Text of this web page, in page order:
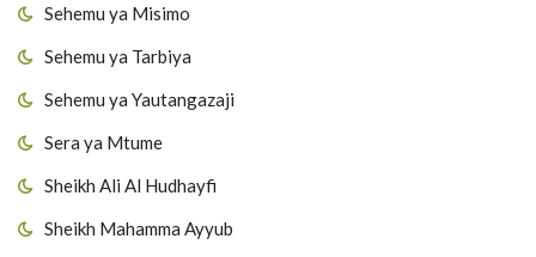
Sehemu ya Misimo
Sehemu ya Tarbiya
Sehemu ya Yautangazaji
Sera ya Mtume
Sheikh Ali Al Hudhayfi
Sheikh Mahamma Ayyub